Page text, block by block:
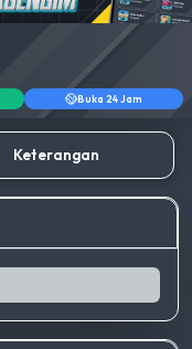
Buka 24 Jam
Keterangan